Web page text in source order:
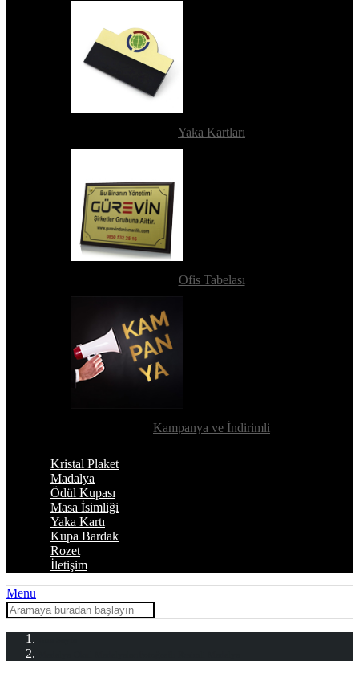
Yaka Kartları
Ofis Tabelası
Kampanya ve İndirimli
Kristal Plaket
Madalya
Ödül Kupası
Masa İsimliği
Yaka Kartı
Kupa Bardak
Rozet
İletişim
Menu